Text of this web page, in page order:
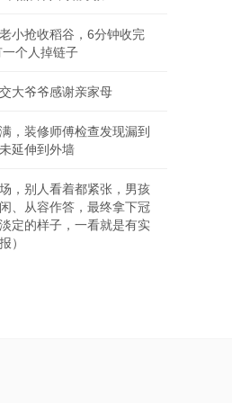
小抢收稻谷，6分钟收完
个人掉链子
大爷爷感谢亲家母
，装修师傅检查发现漏到
延伸到外墙
，别人看着都紧张，男孩
、从容作答，最终拿下冠
定的样子，一看就是有实
）